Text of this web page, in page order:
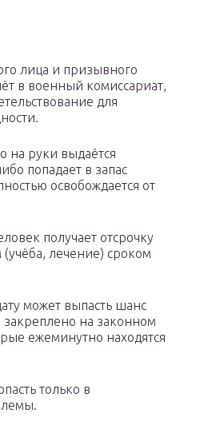
лица и призывного
в военный комиссариат,
для
на руки выдаётся
попадает в запас
освобождается от
получает отсрочку
лечение) сроком
может выпасть шанс
закреплено на законном
ежеминутно находятся
только в